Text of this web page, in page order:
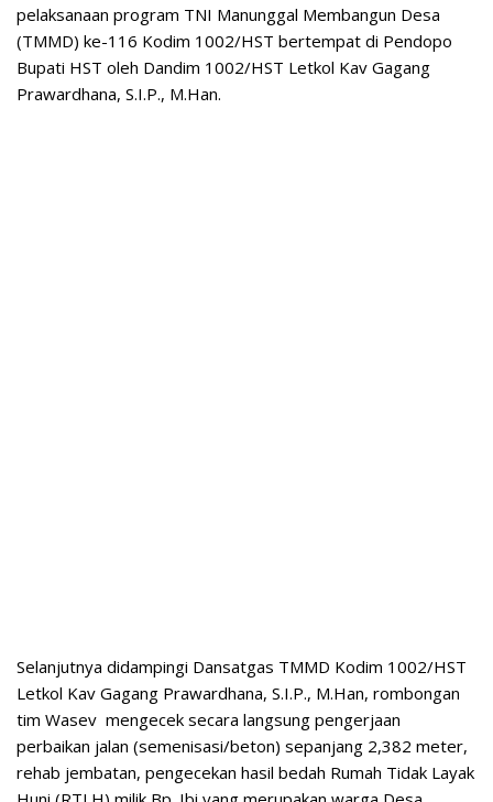
pelaksanaan program TNI Manunggal Membangun Desa
(TMMD) ke-116 Kodim 1002/HST bertempat di Pendopo
Bupati HST oleh Dandim 1002/HST Letkol Kav Gagang
Prawardhana, S.I.P., M.Han.
Selanjutnya didampingi Dansatgas TMMD Kodim 1002/HST
Letkol Kav Gagang Prawardhana, S.I.P., M.Han, rombongan
tim Wasev mengecek secara langsung pengerjaan
perbaikan jalan (semenisasi/beton) sepanjang 2,382 meter,
rehab jembatan, pengecekan hasil bedah Rumah Tidak Layak